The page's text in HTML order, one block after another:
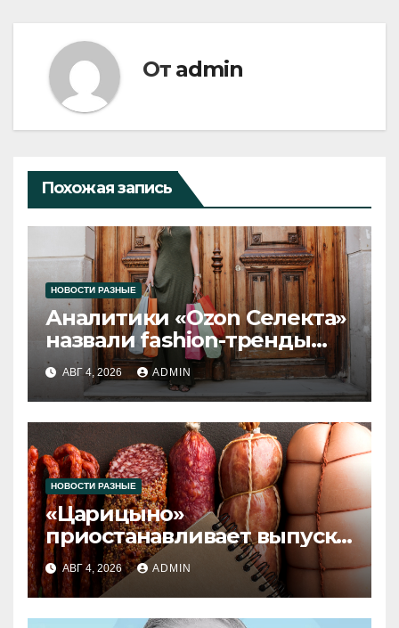
От admin
Похожая запись
НОВОСТИ РАЗНЫЕ
Аналитики «Ozon Селекта»
назвали fashion-тренды
2026 года
АВГ 4, 2026 ADMIN
НОВОСТИ РАЗНЫЕ
«Царицыно»
приостанавливает выпуск
продукции
АВГ 4, 2026 ADMIN